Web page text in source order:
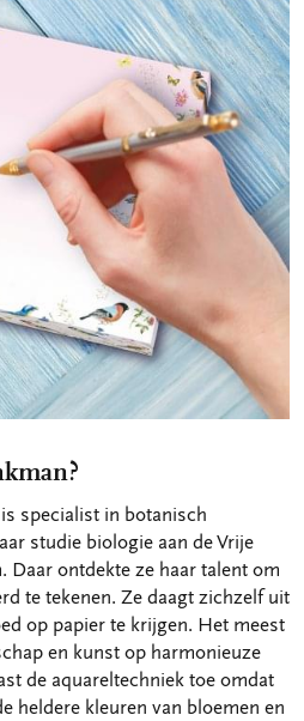
specialist in botanisch
studie biologie aan de Vrije
Daar ontdekte ze haar talent om
te tekenen. Ze daagt zichzelf uit
op papier te krijgen. Het meest
en kunst op harmonieuze
de aquareltechniek toe omdat
heldere kleuren van bloemen en